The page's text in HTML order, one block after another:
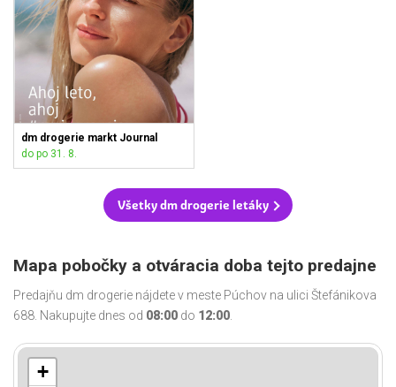
dm drogerie markt Journal
do po 31. 8.
Všetky dm drogerie letáky
Mapa pobočky a otváracia doba tejto predajne
Predajňu dm drogerie nájdete v meste Púchov na ulici Štefánikova
688. Nakupujte dnes od 08:00 do 12:00
+